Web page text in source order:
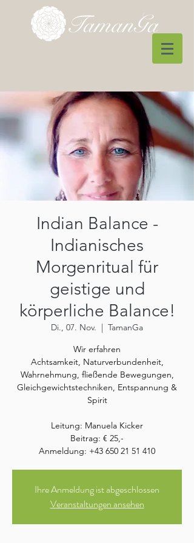
Indian Balance -
Indianisches
Morgenritual für
geistige und
körperliche Balance!
Di., 07. Nov.
  |
TamanGa
Wir erfahren
Achtsamkeit, Naturverbundenheit,
Wahrnehmung, fließende Bewegungen,
Gleichgewichtstechniken, Entspannung &
Spirit
Leitung: Manuela Kicker
Beitrag: € 25,-
Anmeldung: +43 650 21 51 410
Ihre Anmeldung ist abgeschlossen
Veranstaltungen ansehen